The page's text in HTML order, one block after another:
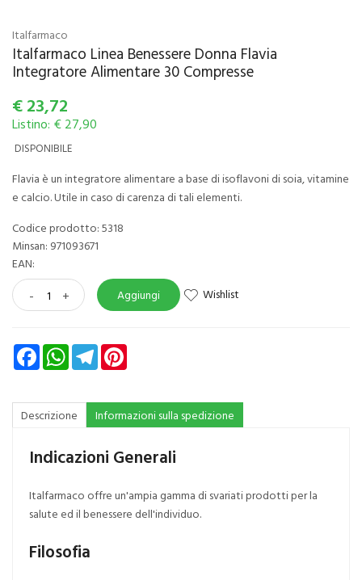
Italfarmaco
Italfarmaco Linea Benessere Donna Flavia
Integratore Alimentare 30 Compresse
€23,72
Listino: € 27,90
DISPONIBILE
Flavia è un integratore alimentare a base di isoflavoni di soia, vitamine
e calcio. Utile in caso di carenza di tali elementi.
Codice prodotto: 5318
Minsan: 971093671
EAN:
- + Aggiungi Wishlist
FacebookWhatsAppTelegram
Descrizione Informazioni sulla spedizione
Indicazioni Generali
Italfarmaco offre un'ampia gamma di svariati prodotti per la
salute ed il benessere dell'individuo.
Filosofia